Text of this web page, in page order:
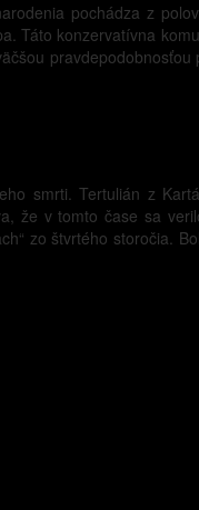
pochádza z
Táto konzervatívna
pravdepodobnosťou
smrti. Tertulián z
že v tomto čase sa
zo štvrtého storočia.